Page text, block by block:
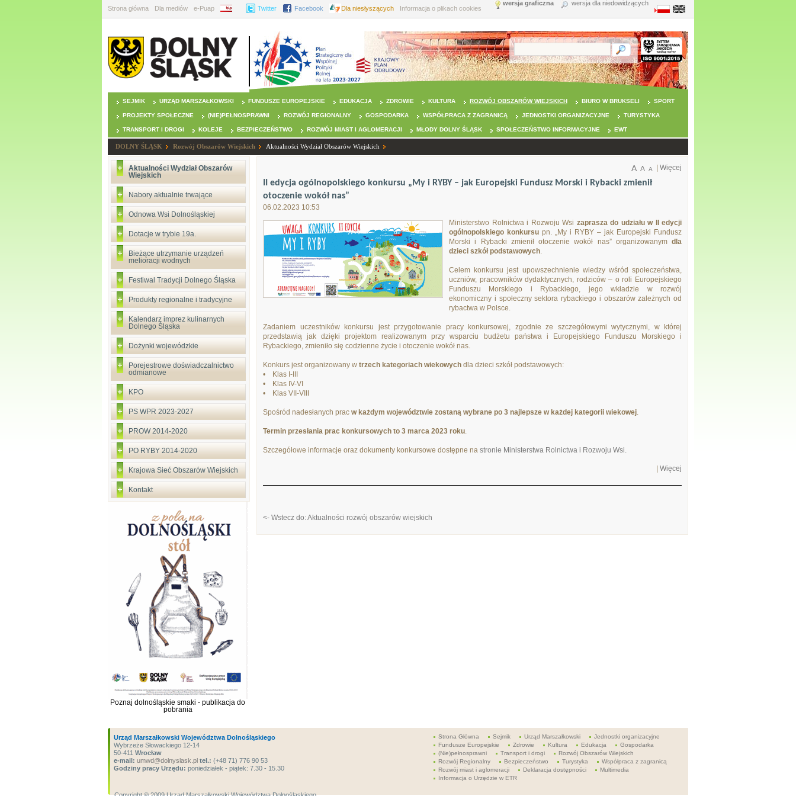
Strona główna Dla mediów e-Puap BIP Twitter Facebook Dla niesłyszących Informacja o plikach cookies
wersja graficzna wersja dla niedowidzących
SEJMIK URZĄD MARSZAŁKOWSKI FUNDUSZE EUROPEJSKIE EDUKACJA ZDROWIE KULTURA ROZWÓJ OBSZARÓW WIEJSKICH BIURO W BRUKSELI SPORT
PROJEKTY SPOŁECZNE (NIE)PEŁNOSPRAWNI ROZWÓJ REGIONALNY GOSPODARKA WSPÓŁPRACA Z ZAGRANICĄ JEDNOSTKI ORGANIZACYJNE TURYSTYKA
TRANSPORT I DROGI KOLEJE BEZPIECZEŃSTWO ROZWÓJ MIAST I AGLOMERACJI MŁODY DOLNY ŚLĄSK SPOŁECZEŃSTWO INFORMACYJNE EWT
DOLNY ŚLĄSK Rozwój Obszarów Wiejskich Aktualności Wydział Obszarów Wiejskich
Aktualności Wydział Obszarów
Wiejskich
Nabory aktualnie trwające
Odnowa Wsi Dolnośląskiej
Dotacje w trybie 19a.
Bieżące utrzymanie urządzeń
melioracji wodnych
Festiwal Tradycji Dolnego Śląska
Produkty regionalne i tradycyjne
Kalendarz imprez kulinarnych
Dolnego Śląska
Dożynki wojewódzkie
Porejestrowe doświadczalnictwo
odmianowe
KPO
PS WPR 2023-2027
PROW 2014-2020
PO RYBY 2014-2020
Krajowa Sieć Obszarów Wiejskich
Kontakt
Poznaj dolnośląskie smaki - publikacja do
pobrania
Więcej
A A A
II edycja ogólnopolskiego konkursu „My i RYBY – jak Europejski Fundusz Morski i Rybacki zmienił
otoczenie wokół nas”
06.02.2023 10:53
Ministerstwo Rolnictwa i Rozwoju Wsi zaprasza do udziału w II edycji
ogólnopolskiego konkursu pn. „My i RYBY – jak Europejski Fundusz
Morski i Rybacki zmienił otoczenie wokół nas” organizowanym dla
dzieci szkół podstawowych.
Celem konkursu jest upowszechnienie wiedzy wśród społeczeństwa,
uczniów, pracowników dydaktycznych, rodziców – o roli Europejskiego
Funduszu Morskiego i Rybackiego, jego wkładzie w rozwój
ekonomiczny i społeczny sektora rybackiego i obszarów zależnych od
rybactwa w Polsce.
Zadaniem uczestników konkursu jest przygotowanie pracy konkursowej, zgodnie ze szczegółowymi wytycznymi, w której
przedstawią jak dzięki projektom realizowanym przy wsparciu budżetu państwa i Europejskiego Funduszu Morskiego i
Rybackiego, zmieniło się codzienne życie i otoczenie wokół nas.
Konkurs jest organizowany w trzech kategoriach wiekowych dla dzieci szkół podstawowych:
• Klas I-III
• Klas IV-VI
• Klas VII-VIII
Spośród nadesłanych prac w każdym województwie zostaną wybrane po 3 najlepsze w każdej kategorii wiekowej.
Termin przesłania prac konkursowych to 3 marca 2023 roku.
Szczegółowe informacje oraz dokumenty konkursowe dostępne na stronie Ministerstwa Rolnictwa i Rozwoju Wsi.
Więcej
<- Wstecz do: Aktualności rozwój obszarów wiejskich
Urząd Marszałkowski Województwa Dolnośląskiego
Wybrzeże Słowackiego 12-14
50-411 Wrocław
e-mail: umwd@dolnyslask.pl tel.: (+48 71) 776 90 53
Godziny pracy Urzędu: poniedziałek - piątek: 7.30 - 15.30
Strona Główna Sejmik Urząd Marszałkowski
Jednostki organizacyjne
Fundusze Europejskie
Zdrowie Kultura Edukacja
Gospodarka
(Nie)pełnosprawni
Transport i drogi
Rozwój Obszarów Wiejskich
Rozwój Regionalny
Bezpieczeństwo Turystyka
Współpraca z zagranicą
Rozwój miast i aglomeracji
Deklaracja dostępności
Multimedia
Informacja o Urzędzie w ETR